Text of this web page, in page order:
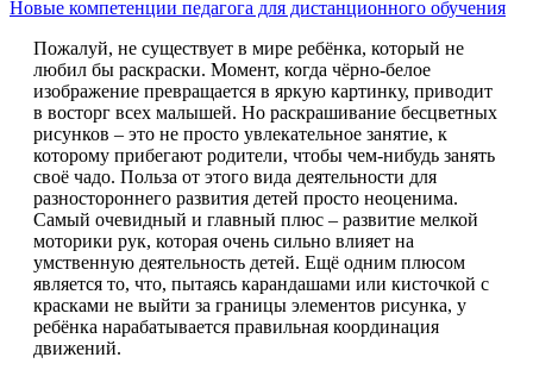
Новые компетенции педагога для дистанционного обучения
Пожалуй, не существует в мире ребёнка, который не
любил бы раскраски. Момент, когда чёрно-белое
изображение превращается в яркую картинку, приводит
в восторг всех малышей. Но раскрашивание бесцветных
рисунков – это не просто увлекательное занятие, к
которому прибегают родители, чтобы чем-нибудь занять
своё чадо. Польза от этого вида деятельности для
разностороннего развития детей просто неоценима.
Самый очевидный и главный плюс – развитие мелкой
моторики рук, которая очень сильно влияет на
умственную деятельность детей. Ещё одним плюсом
является то, что, пытаясь карандашами или кисточкой с
красками не выйти за границы элементов рисунка, у
ребёнка нарабатывается правильная координация
движений.